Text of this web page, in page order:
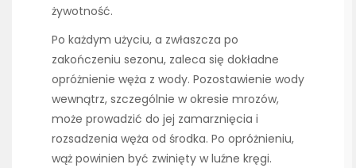
żywotność.
Po każdym użyciu, a zwłaszcza po
zakończeniu sezonu, zaleca się dokładne
opróżnienie węża z wody. Pozostawienie wody
wewnątrz, szczególnie w okresie mrozów,
może prowadzić do jej zamarznięcia i
rozsadzenia węża od środka. Po opróżnieniu,
wąż powinien być zwinięty w luźne kręgi.